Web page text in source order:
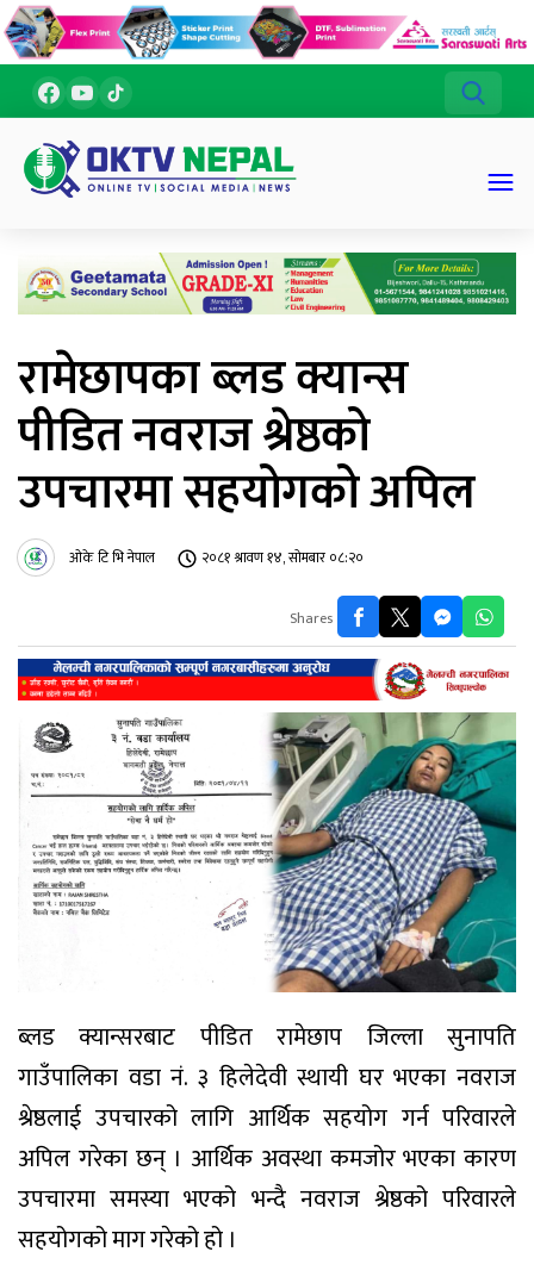
रामेछापका ब्लड क्यान्स
पीडित नवराज श्रेष्ठको
उपचारमा सहयोगको अपिल
ओके टि भि नेपाल २०८१ श्रावण १४, सोमबार ०८:२०
Shares
ब्लड क्यान्सरबाट पीडित रामेछाप जिल्ला सुनापति
गाउँपालिका वडा नं. ३ हिलेदेवी स्थायी घर भएका नवराज
श्रेष्ठलाई उपचारको लागि आर्थिक सहयोग गर्न परिवारले
अपिल गरेका छन् । आर्थिक अवस्था कमजोर भएका कारण
उपचारमा समस्या भएको भन्दै नवराज श्रेष्ठको परिवारले
सहयोगको माग गरेको हो ।